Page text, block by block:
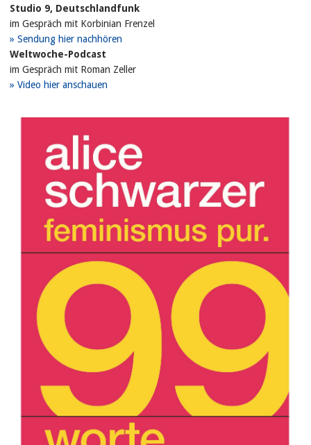
Studio 9, Deutschlandfunk
im Gespräch mit Korbinian Frenzel
Sendung hier nachhören
Weltwoche-Podcast
im Gespräch mit Roman Zeller
Video hier anschauen